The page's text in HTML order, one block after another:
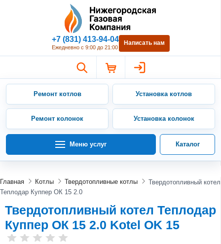
Нижегородская Газовая
+7 (831) 413-94-04
Ежедневно с 9:00 до 21:00
Написать нам
Ремонт котлов Установка котлов
Ремонт колонок Установка колонок
Меню услуг Каталог
Главная Котлы Твердотопливные котлы
Твердотопливный котел
Теплодар Куппер ОК 15 2.0
Твердотопливный котел Теплодар
Куппер ОК 15 2.0 Kotel OK 15